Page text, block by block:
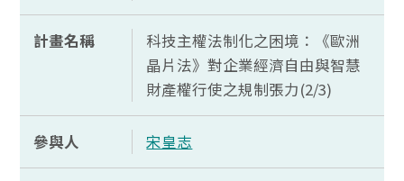
計畫名稱
科技主權法制化之困境：《歐洲
晶片法》對企業經濟自由與智慧
財產權行使之規制張力(2/3)
參與人 宋皇志